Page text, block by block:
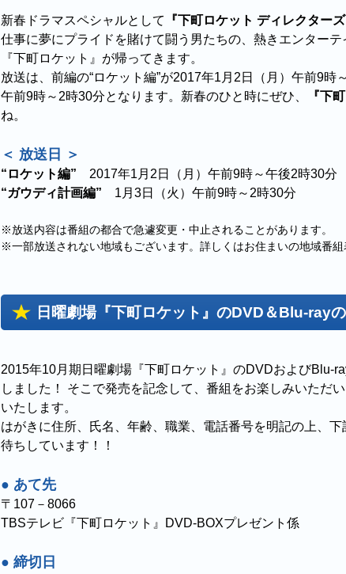
新春ドラマスペシャルとして 『下町ロケット ディレクターズ
仕事に夢にプライドを賭けて闘う男たちの、熱きエンター
『下町ロケット』が帰ってきます。
放送は、前編の“ロケット編”が2017年1月2日（月）午前9時
午前9時～2時30分となります。新春のひと時にぜひ、
『下
ね。
＜ 放送日 ＞
“ロケット編” 2017年1月2日（月）午前9時～午後2時30分
“ガウディ計画編” 1月3日（火）午前9時～2時30分
※放送内容は番組の都合で急遽変更・中止されることがあります。
※一部放送されない地域もございます。詳しくはお住まいの地域番組
日曜劇場『下町ロケット』のDVD＆Blu-ray
2015年10月期日曜劇場『下町ロケット』のDVDおよびBlu-
しました！ そこで発売を記念して、番組をお楽しみいただ
いたします。
はがきに住所、氏名、年齢、職業、電話番号を明記の上、
待ちしています！！
● あて先
〒107－8066
TBSテレビ『下町ロケット』DVD-BOXプレゼント係
● 締切日